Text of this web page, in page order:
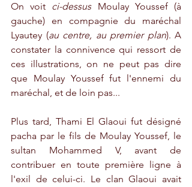
On voit ci-dessus Moulay Youssef (à
gauche) en compagnie du maréchal
Lyautey (au centre, au premier plan). A
constater la connivence qui ressort de
ces illustrations, on ne peut pas dire
que Moulay Youssef fut l'ennemi du
maréchal, et de loin pas...
Plus tard, Thami El Glaoui fut désigné
pacha par le fils de Moulay Youssef, le
sultan Mohammed V, avant de
contribuer en toute première ligne à
l'exil de celui-ci. Le clan Glaoui avait